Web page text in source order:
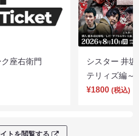
座右衛門
シスター 井
テリィズ編
¥1800 (税込)
トを閲覧する